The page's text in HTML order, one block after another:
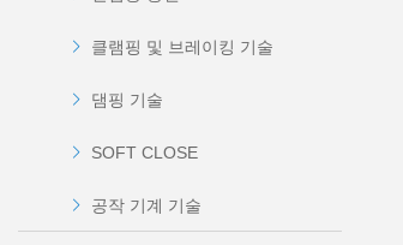
클램핑 및 브레이킹 기술
댐핑 기술
SOFT CLOSE
공작 기계 기술